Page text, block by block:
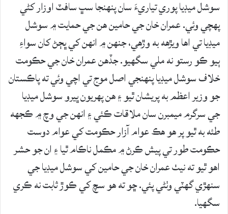
سوشل ميڊيا پوري تياريءَ سان پنهنجا سڀ سافٽ اوزار کڻي
پهچي وئي. عمران خان جي حامين هن جي حمايت ۾ سوشل
ميڊيا تي اها ويڙهه به وڙهي، جنهن ۾ انهن کي ڀڄڻ کان سواءِ
ٻيو ڪو رستو نه ملي سگهيو. جڏهن عمران خان جي حڪومت
خلاف سوشل ميڊيا پنهنجي اصل موج تي اچي وئي ته پاڪستان
جو وزير اعظم به پريشان ٿيو ۽ هن پهريون ڀيرو سوشل ميڊيا
جي سرگرم ميمبرن سان ملاقات ڪئي ۽ انهن جي وچ ۾ ڪجهه
طئه به ٿيو پر هو هڪ عوام آزار حڪومت کي عوام دوست
حڪومت طور تي پيش ڪرڻ ۾ مڪمل ناڪام ٿيا ۽ ان جو حشر
اهو ٿيو ته نيٺ عمران خان جي حامين کي سوشل ميڊيا جي
سنهڙي گهٽي وٺڻي پئي. ڇو ته هو سچ کي ڪوڙ ثابت نه ڪري
سگهيا.